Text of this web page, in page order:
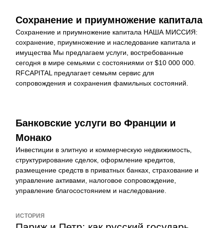
Сохранение и приумножение капитала
Сохранение и приумножение капитала НАША МИССИЯ:
сохранение, приумножение и наследование капитала и
имущества Мы предлагаем услуги, востребованные
сегодня в мире семьями с состояниями от $10 000 000.
RFCAPITAL предлагает семьям сервис для
сопровождения и сохранения фамильных состояний.
Банковские услуги во Франции и
Монако
Инвестиции в элитную и коммерческую недвижимость,
структурирование сделок, оформление кредитов,
размещение средств в приватных банках, страхование и
управление активами, налоговое сопровождение,
управление благосостоянием и наследование.
ИСТОРИЯ